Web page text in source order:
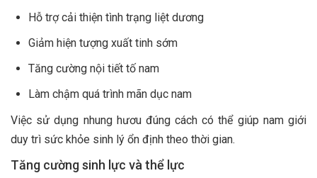
Hỗ trợ cải thiện tình trạng liệt dương
Giảm hiện tượng xuất tinh sớm
Tăng cường nội tiết tố nam
Làm chậm quá trình mãn dục nam
Việc sử dụng nhung hươu đúng cách có thể giúp nam giới
duy trì sức khỏe sinh lý ổn định theo thời gian.
Tăng cường sinh lực và thể lực